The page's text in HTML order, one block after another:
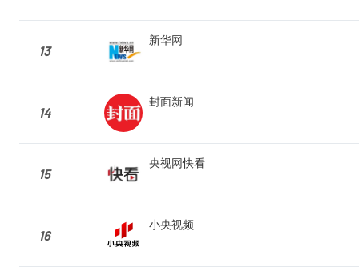
13
新华网
14
封面新闻
15
央视网快看
16
小央视频